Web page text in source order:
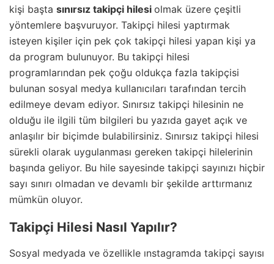
kişi başta sınırsız takipçi hilesi olmak üzere çeşitli
yöntemlere başvuruyor. Takipçi hilesi yaptırmak
isteyen kişiler için pek çok takipçi hilesi yapan kişi ya
da program bulunuyor. Bu takipçi hilesi
programlarından pek çoğu oldukça fazla takipçisi
bulunan sosyal medya kullanıcıları tarafından tercih
edilmeye devam ediyor. Sınırsız takipçi hilesinin ne
olduğu ile ilgili tüm bilgileri bu yazıda gayet açık ve
anlaşılır bir biçimde bulabilirsiniz. Sınırsız takipçi hilesi
sürekli olarak uygulanması gereken takipçi hilelerinin
başında geliyor. Bu hile sayesinde takipçi sayınızı hiçbir
sayı sınırı olmadan ve devamlı bir şekilde arttırmanız
mümkün oluyor.
Takipçi Hilesi Nasıl Yapılır?
Sosyal medyada ve özellikle ınstagramda takipçi sayısı